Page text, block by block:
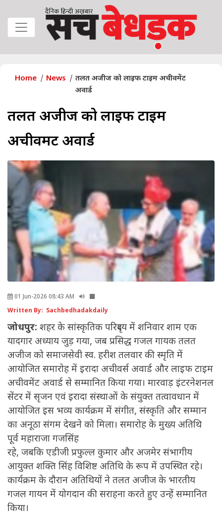
Home News
तलत अजीज को लाइफ टाइम अचीवमेंट
अवार्ड
तलत अजीज को लाइफ टाइम
अचीवमेंट अवार्ड
01 Jun-2026 08:43 AM
Written By: Sachbedhadakdaily
जोधपुर: शहर के सांस्कृतिक परिदृश्य में शनिवार शाम एक
यादगार अध्याय जुड़ गया, जब प्रसिद्ध गजल गायक तलत
अजीज को समाजसेवी स्व. हरीश तलवार की स्मृति में
आयोजित समारोह में इरादा अचीवर्स अवार्ड और लाइफ टाइम
अचीवमेंट अवार्ड से सम्मानित किया गया। मारवाड़ इंटरनेशनल
सेंटर में सृजन एवं इरादा संस्थाओं के संयुक्त तत्वावधान में
आयोजित इस भव्य कार्यक्रम में संगीत, संस्कृति और सम्मान
का अनूठा संगम देखने को मिला। समारोह के मुख्य अतिथि
पूर्व महाराजा गजसिंह
रहे, जबकि एडीजी प्रफुल्ल कुमार और अजमेर संभागीय
आयुक्त शक्ति सिंह विशिष्ट अतिथि के रूप में उपस्थित रहे।
कार्यक्रम के दौरान अतिथियों ने तलत अजीज के भारतीय
गजल गायन में योगदान की सराहना करते हुए उन्हें सम्मानित
किया।